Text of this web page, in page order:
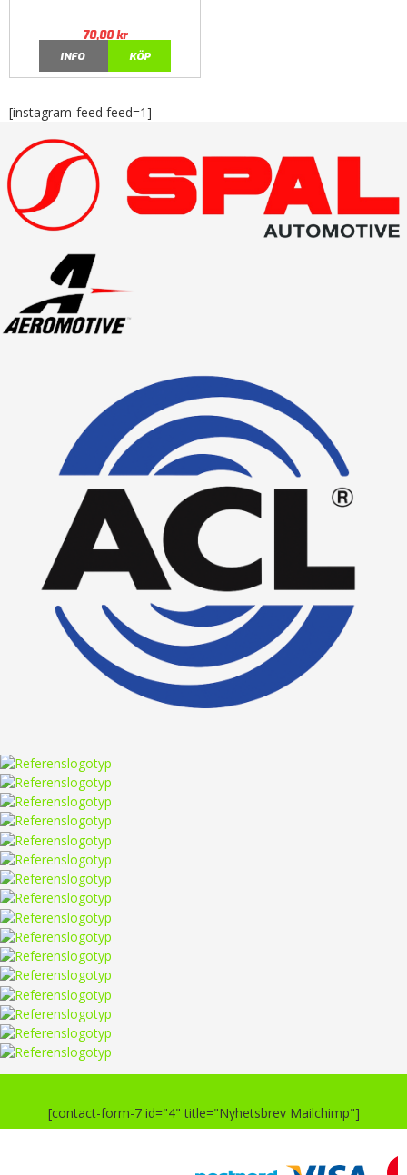
70,00kr
INFO
KÖP
[instagram-feed feed=1]
[contact-form-7 id="4" title="Nyhetsbrev Mailchimp"]